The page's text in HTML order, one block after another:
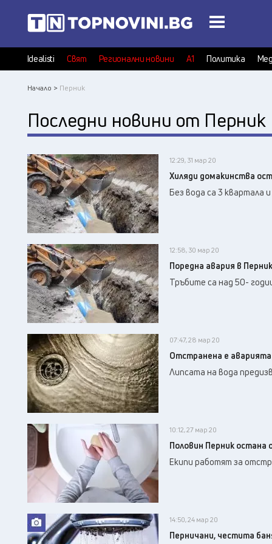
Idealisti Свят Регионални новини А1 Политика
Начало > Перник
Последни новини от Перник
12:29, 31 мар 20
Хиляди домакинства
Без вода са 3 квартала
12:58, 30 мар 20
Поредна авария в
Тръбите са над 50-
07:47, 28 мар 20
Отстранена е
Липсата на вода
10:12, 27 мар 20
Половин Перник остана
Екипи работят за
14:50, 24 мар 20
Перничани, честита